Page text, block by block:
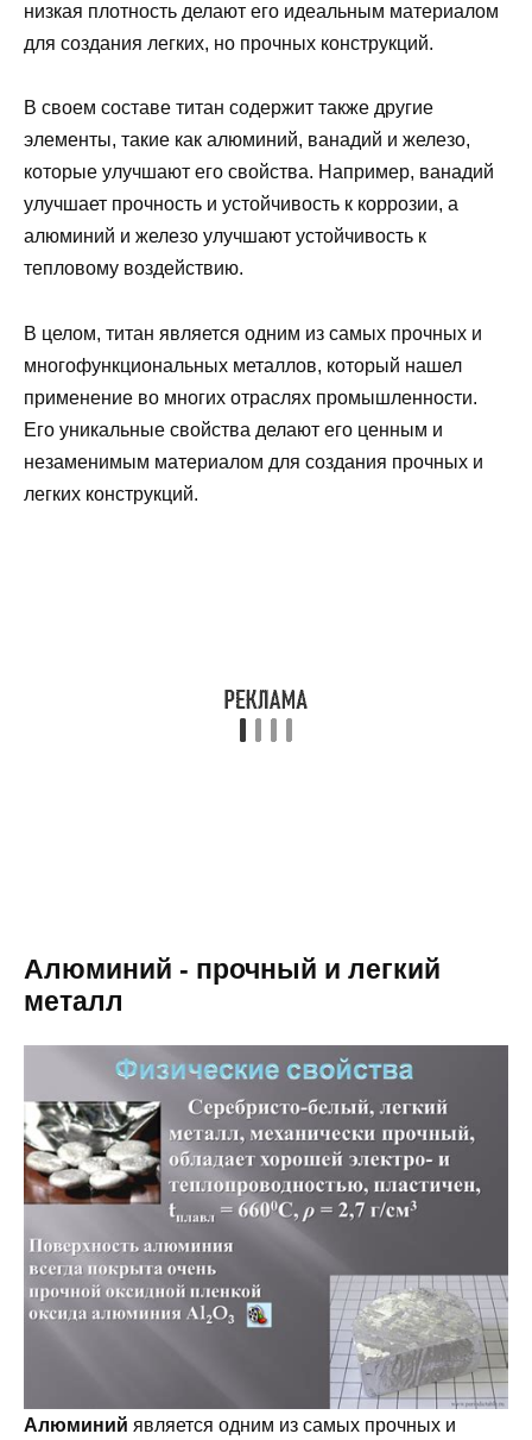
низкая плотность делают его идеальным материалом
для создания легких, но прочных конструкций.
В своем составе титан содержит также другие
элементы, такие как алюминий, ванадий и железо,
которые улучшают его свойства. Например, ванадий
улучшает прочность и устойчивость к коррозии, а
алюминий и железо улучшают устойчивость к
тепловому воздействию.
В целом, титан является одним из самых прочных и
многофункциональных металлов, который нашел
применение во многих отраслях промышленности.
Его уникальные свойства делают его ценным и
незаменимым материалом для создания прочных и
легких конструкций.
Алюминий - прочный и легкий
металл
Алюминий является одним из самых прочных и